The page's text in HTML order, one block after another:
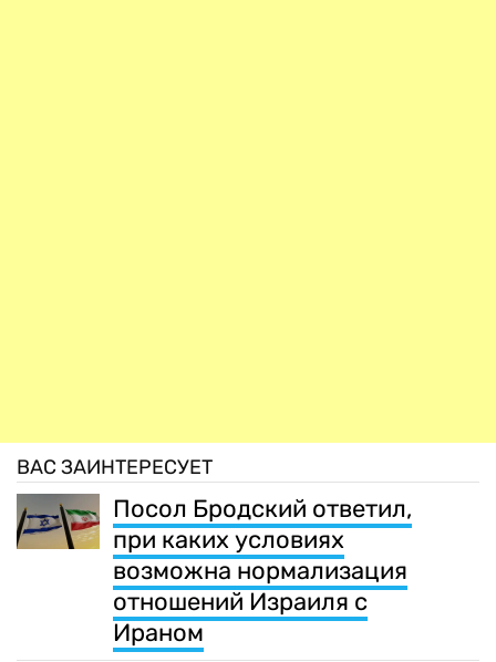
ВАС ЗАИНТЕРЕСУЕТ
Посол Бродский ответил,
при каких условиях
возможна нормализация
отношений Израиля с
Ираном